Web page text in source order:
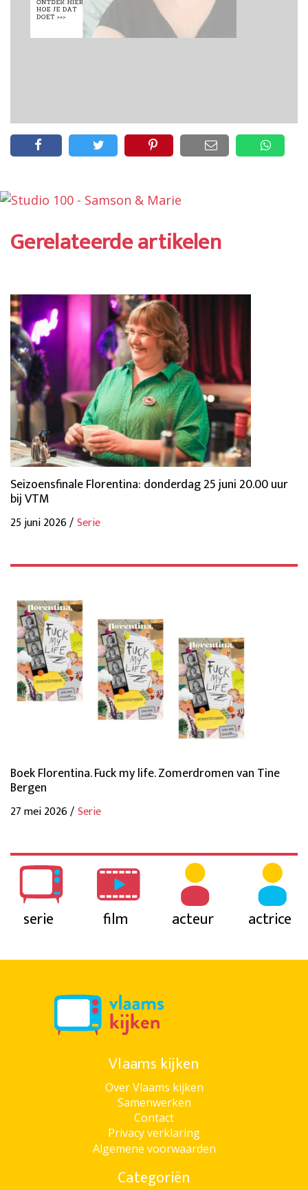
Gerelateerde artikelen
Seizoensfinale Florentina: donderdag 25 juni 20.00 uur
bij VTM
25 juni 2026 /Serie
Boek Florentina. Fuck my life. Zomerdromen van Tine
Bergen
27 mei 2026 /Serie
serie film acteur actrice
Vlaams kijken
Over Vlaams kijken
Samenwerken
Contact
Privacy verklaring
Algemene voorwaarden
Categoriën